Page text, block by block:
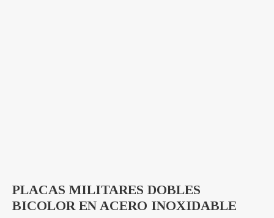
PLACAS MILITARES DOBLES
BICOLOR EN ACERO INOXIDABLE